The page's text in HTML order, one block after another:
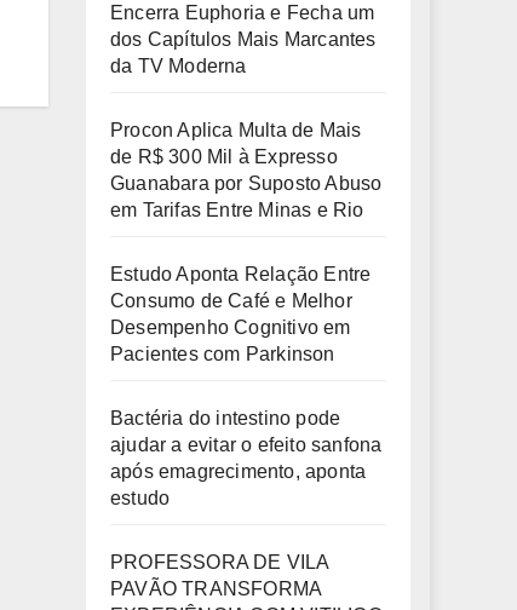
Encerra Euphoria e Fecha um
dos Capítulos Mais Marcantes
da TV Moderna
Procon Aplica Multa de Mais
de R$ 300 Mil à Expresso
Guanabara por Suposto Abuso
em Tarifas Entre Minas e Rio
Estudo Aponta Relação Entre
Consumo de Café e Melhor
Desempenho Cognitivo em
Pacientes com Parkinson
Bactéria do intestino pode
ajudar a evitar o efeito sanfona
após emagrecimento, aponta
estudo
PROFESSORA DE VILA
PAVÃO TRANSFORMA